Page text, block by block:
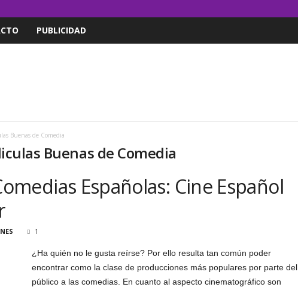
PUBLICIDAD
Buenas de Comedia
Buenas de Comedia
Españolas: Cine Español
1
¿Ha quién no le gusta reírse? Por ello resulta tan común poder
encontrar como la clase de producciones más populares por parte del
público a las comedias. En cuanto al aspecto cinematográfico son